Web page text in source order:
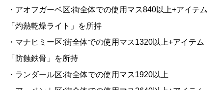
・アオフガーベ区:街全体での使用マス840以上+アイテム
「灼熱乾燥ライト」を所持
・マナヒミー区:街全体での使用マス1320以上+アイテム
「防蝕鉄骨」を所持
・ランダール区:街全体での使用マス1920以上